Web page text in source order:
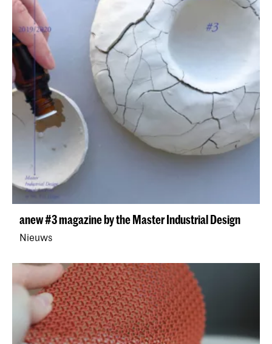
anew #3 magazine by the Master Industrial Design
Nieuws